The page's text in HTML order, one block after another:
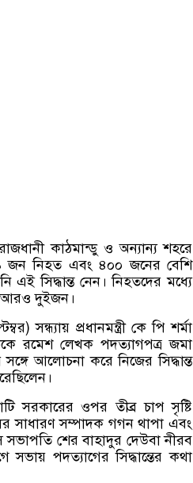
কাঠমান্ডু ও অন্যান্য শহরে
জন নিহত এবং ৪০০ জনের বেশি
সিদ্ধান্ত নেন। নিহতদের মধ্যে
আরও দুইজন।
সন্ধ্যায় প্রধানমন্ত্রী কে পি শর্মা
রমেশ লেখক পদত্যাগপত্র জমা
আলোচনা করে নিজের সিদ্ধান্ত
সরকারের ওপর তীব্র চাপ সৃষ্টি
সাধারণ সম্পাদক গগন থাপা এবং
সভাপতি শের বাহাদুর দেউবা নীরব
পদত্যাগের সিদ্ধান্তের কথা